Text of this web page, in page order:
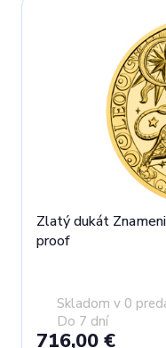
Zlatý dukát
proof
Skladom v 0
Do 7 dní
716,00 €